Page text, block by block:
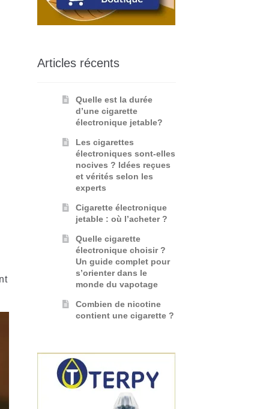
Articles récents
Quelle est la durée
d’une cigarette
électronique jetable?
Les cigarettes
électroniques sont-elles
nocives ? Idées reçues
et vérités selon les
experts
Cigarette électronique
jetable : où l’acheter ?
Quelle cigarette
électronique choisir ?
Un guide complet pour
s’orienter dans le
monde du vapotage
Combien de nicotine
contient une cigarette ?